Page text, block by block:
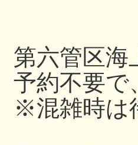
第六管区海
予約不要で
※混雑時は